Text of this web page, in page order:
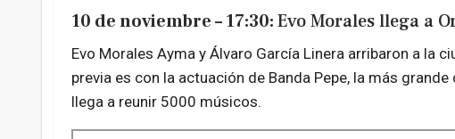
10 de noviembre – 17:30:Evo Morales llega a
Evo Morales Ayma y Álvaro García Linera arribaron a la
previa es con la actuación de Banda Pepe, la más
llega a reunir 5000 músicos.